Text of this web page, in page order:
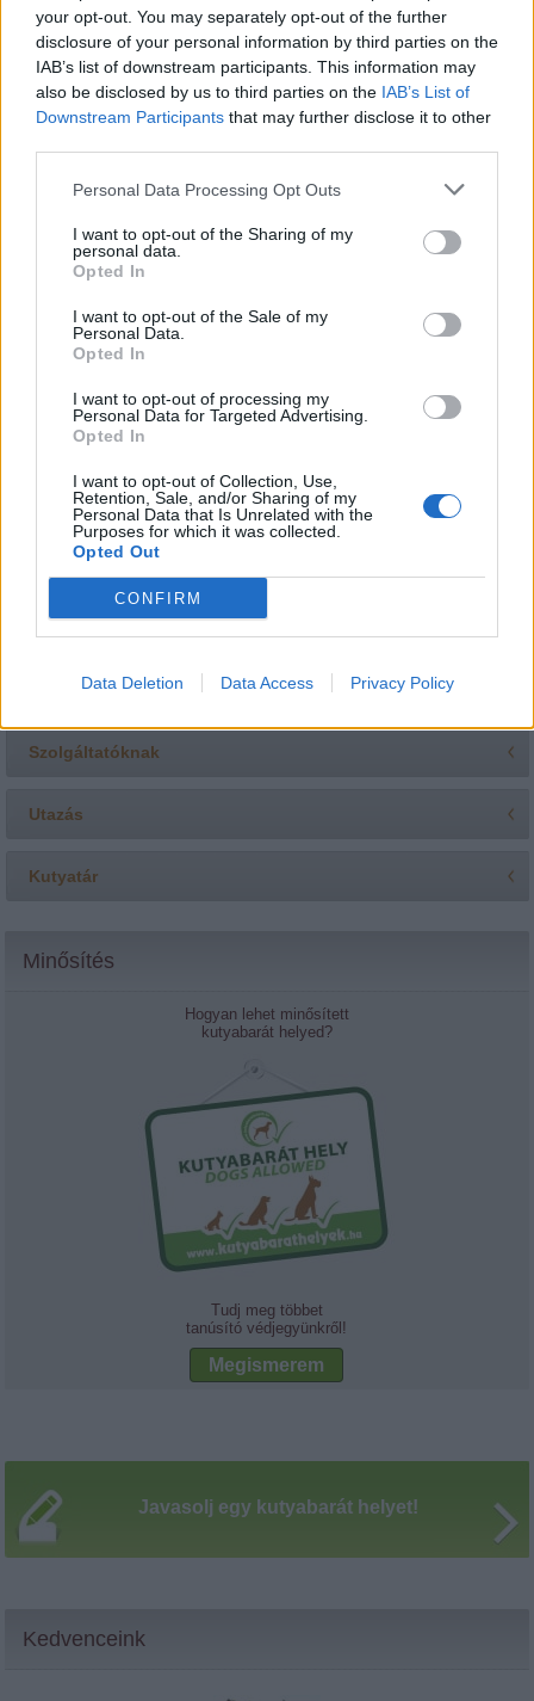
your opt-out. You may separately opt-out of the further
disclosure of your personal information by third parties on the
IAB’s list of downstream participants. This information may
also be disclosed by us to third parties on the IAB’s List of
Downstream Participants that may further disclose it to other
Personal Data Processing Opt Outs
I want to opt-out of the Sharing of my
personal data.
Opted In
I want to opt-out of the Sale of my
Personal Data.
Opted In
I want to opt-out of processing my
Personal Data for Targeted Advertising.
Opted In
I want to opt-out of Collection, Use,
Retention, Sale, and/or Sharing of my
Personal Data that Is Unrelated with the
Purposes for which it was collected.
Opted Out
CONFIRM
Data Deletion Data Access Privacy Policy
Koprofágia (ürülékevés)
Orrszárazság
Sportoló és hobbikutyák ízületvédelme
Szőrápolás: Kozmetikai trükkök otthonra
Szőrápolás: Tavaszi vedlés
Szőrápolás: Trimmelés és nyírás
Betegségek
Nyári veszélyek
Oltások
Paraziták, élősködők
Táplálkozás
Téli veszélyek
Gazdiknak
Szolgáltatóknak
Utazás
Kutyatár
Minősítés
Hogyan lehet minősített
kutyabarát helyed?
Tudj meg többet
tanúsító védjegyünkről!
Megismerem
Javasolj egy kutyabarát helyet!
Kedvenceink